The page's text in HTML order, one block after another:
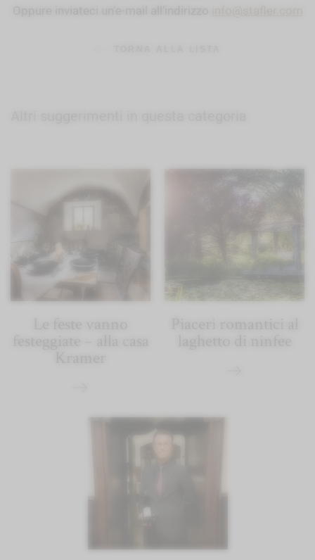
Le feste vanno
festeggiate – alla casa
Piaceri romantici al